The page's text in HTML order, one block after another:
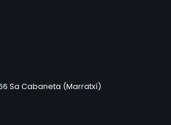
Sa Cabaneta (Marratxí)